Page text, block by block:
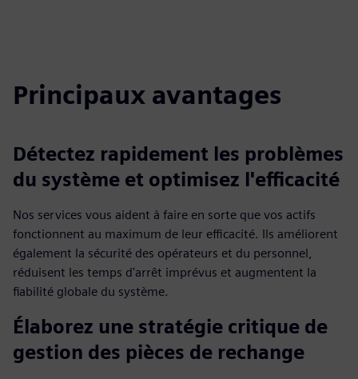
Principaux avantages
Détectez rapidement les problèmes
du système et optimisez l'efficacité
Nos services vous aident à faire en sorte que vos actifs
fonctionnent au maximum de leur efficacité. Ils améliorent
également la sécurité des opérateurs et du personnel,
réduisent les temps d'arrêt imprévus et augmentent la
fiabilité globale du système.
Élaborez une stratégie critique de
gestion des pièces de rechange